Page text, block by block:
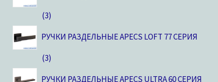
3
РУЧКИ РАЗДЕЛЬНЫЕ APECS LOFT 77 СЕРИЯ
3
РУЧКИ РАЗДЕЛЬНЫЕ APECS ULTRA 60 СЕРИЯ